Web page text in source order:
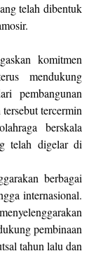
telah dibentuk
komitmen
mendukung
pembangunan
tercermin
berskala
telah digelar di
berbagai
internasional.
pembinaan
tahun lalu dan